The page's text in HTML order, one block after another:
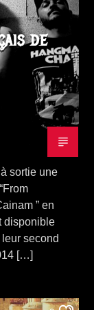
DE
sortie une
” en
disponible
second
[…]